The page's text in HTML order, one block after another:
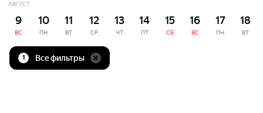
АВГУСТ
9
ВС
10
ПН
11
ВТ
12
СР
13
ЧТ
14
ПТ
15
СБ
16
ВС
17
ПН
18
ВТ
1 Все фильтры